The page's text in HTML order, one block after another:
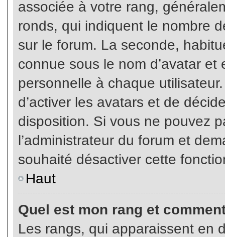
associée à votre rang,
ronds, qui indiquent le nombre
sur le forum. La seconde,
connue sous le nom d’avatar
personnelle à chaque
d’activer les avatars et de
disposition. Si vous ne pouvez
l’administrateur du forum et
souhaité désactiver cette
Haut
Quel est mon rang et
Les rangs, qui apparaissent en